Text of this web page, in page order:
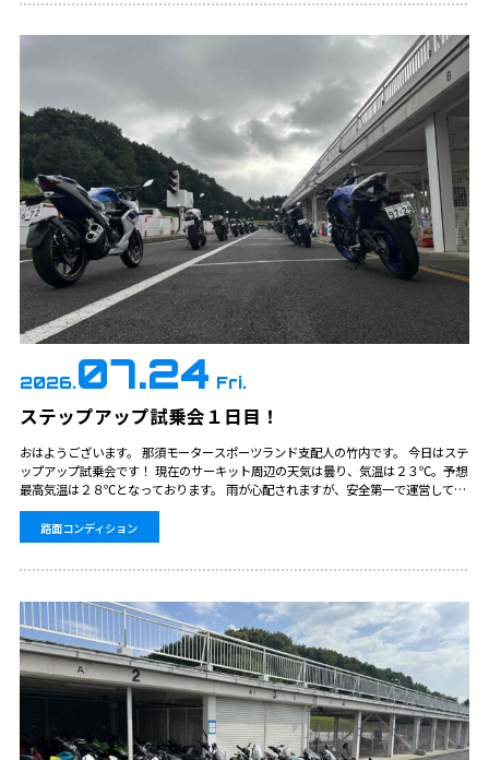
2026.07.24 Fri.
ステップアップ試乗会１日目！
おはようございます。 那須モータースポーツランド支配人の竹内です。 今日はステ
ップアップ試乗会です！ 現在のサーキット周辺の天気は曇り、気温は２３℃。予想
最高気温は２８℃となっております。 雨が心配されますが、安全第一で運営してま
いります。
路面コンディション